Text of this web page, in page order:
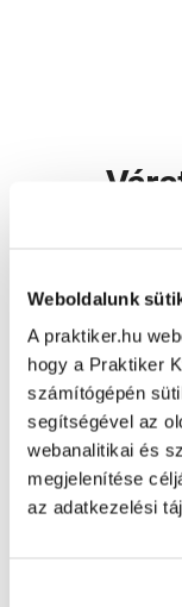
Weboldalunk
A praktiker.hu
hogy a Praktiker
számítógépén
segítségével az
webanalitikai és
megjelenítése
az adatkezelési